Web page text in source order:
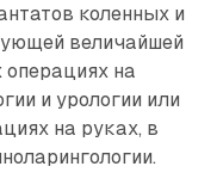
коленных и
величайшей
операциях на
и урологии или
на руках, в